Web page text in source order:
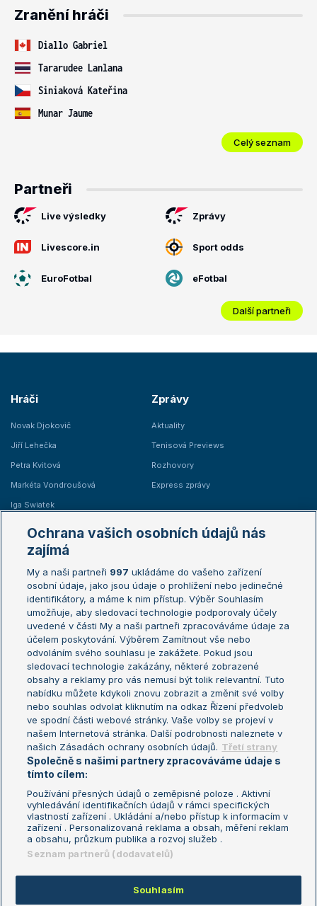
Zranění hráči
Diallo Gabriel
Tararudee Lanlana
Siniaková Kateřina
Munar Jaume
Celý seznam
Partneři
Live výsledky Zprávy
Livescore.in Sport odds
EuroFotbal eFotbal
Další partneři
Hráči
Novak Djokovič
Jiří Lehečka
Petra Kvitová
Markéta Vondroušová
Iga Swiatek
Zprávy
Aktuality
Tenisová Previews
Rozhovory
Express zprávy
Žebříčky
Žebříček ATP (muži)
Žebříček WTA (ženy)
Sázkařský žebříček
Australian Open
French Open
Wimbledon
US Open
Turnaj mistrů
Turnaj mistryň
Aktualní trendy
Fotbalové přestupy
Livesport Daily
LS Prague Open
Podmínky užití
Nastavení soukromí
GDPR a žurnalistika
Reklama
Kontakt
Informace o zpracování osobních
údajů
Ochrana vašich osobních údajů nás
zajímá
My a naši partneři 997 ukládáme do vašeho zařízení
osobní údaje, jako jsou údaje o prohlížení nebo jedinečné
identifikátory, a máme k nim přístup. Výběr Souhlasím
umožňuje, aby sledovací technologie podporovaly účely
uvedené v části My a naši partneři zpracováváme údaje za
účelem poskytování. Výběrem Zamítnout vše nebo
odvoláním svého souhlasu je zakážete. Pokud jsou
sledovací technologie zakázány, některé zobrazené
obsahy a reklamy pro vás nemusí být tolik relevantní. Tuto
nabídku můžete kdykoli znovu zobrazit a změnit své volby
nebo souhlas odvolat kliknutím na odkaz Řízení předvoleb
ve spodní části webové stránky. Vaše volby se projeví v
našem Internetová stránka. Další podrobnosti naleznete v
našich Zásadách ochrany osobních údajů. Třetí strany
Společně s našimi partnery zpracováváme údaje s
tímto cílem:
Používání přesných údajů o zeměpisné poloze . Aktivní
vyhledávání identifikačních údajů v rámci specifických
vlastností zařízení . Ukládání a/nebo přístup k informacím v
zařízení . Personalizovaná reklama a obsah, měření reklam
a obsahu, průzkum publika a rozvoj služeb .
Seznam partnerů (dodavatelů)
Souhlasím